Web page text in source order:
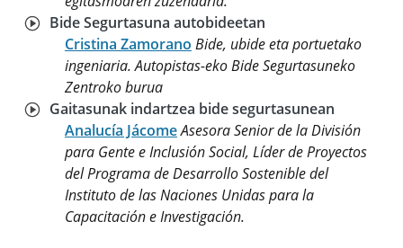
Bide Segurtasuna autobideetan
Cristina Zamorano Bide, ubide eta portuetako
ingeniaria. Autopistas-eko Bide Segurtasuneko
Zentroko burua
Gaitasunak indartzea bide segurtasunean
Analucía JácomeAsesora Senior de la División
para Gente e Inclusión Social, Líder de Proyectos
del Programa de Desarrollo Sostenible del
Instituto de las Naciones Unidas para la
Capacitación e Investigación.